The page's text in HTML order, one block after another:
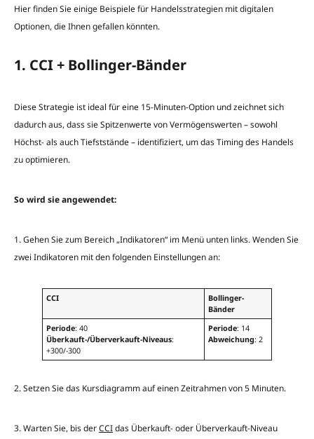
Hier finden Sie einige Beispiele für Handelsstrategien mit digitalen
Optionen, die Ihnen gefallen könnten.
1. CCI + Bollinger-Bänder
Diese Strategie ist ideal für eine 15-Minuten-Option und zeichnet sich
dadurch aus, dass sie Spitzenwerte von Vermögenswerten – sowohl
Höchst- als auch Tiefststände – identifiziert, um das Timing des Handels
zu optimieren.
So wird sie angewendet:
1. Gehen Sie zum Bereich „Indikatoren“ im Menü unten links. Wenden Sie
zwei Indikatoren mit den folgenden Einstellungen an:
CCI
Bollinger-
Bänder
Periode: 40
Überkauft-/Überverkauft-Niveaus:
+300/-300
Periode: 14
Abweichung: 2
2. Setzen Sie das Kursdiagramm auf einen Zeitrahmen von 5 Minuten.
3. Warten Sie, bis derCCIdas Überkauft- oder Überverkauft-Niveau